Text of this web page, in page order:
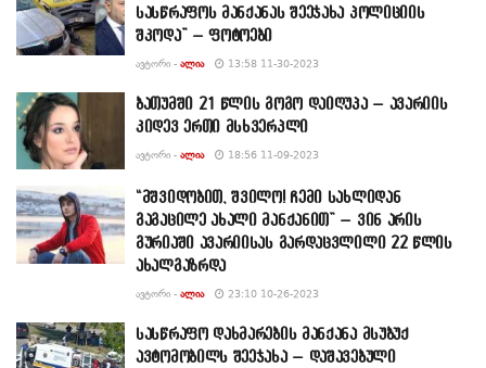
სასწრაფოს მანქანას შეეჯახა პოლიციის
შკოდა” – ფოტოები
ᲐᲕᲢᲝᲠᲘ - ᲐᲚᲘᲐ 13:58 11-30-2023
ბათუმში 21 წლის გოგო დაიღუპა – ავარიის
კიდევ ერთი მსხვერპლი
ᲐᲕᲢᲝᲠᲘ - ᲐᲚᲘᲐ 18:56 11-09-2023
“მშვიდობით, შვილო! ჩემი სახლიდან
გაგაცილე ახალი მანქანით” – ვინ არის
გურიაში ავარიისას გარდაცვლილი 22 წლის
ახალგაზრდა
ᲐᲕᲢᲝᲠᲘ - ᲐᲚᲘᲐ 23:10 10-26-2023
სასწრაფო დახმარების მანქანა მსუბუქ
ავტომობილს შეეჯახა – დაშავებული